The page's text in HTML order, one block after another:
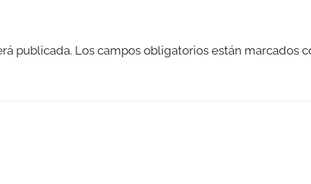
publicada. Los campos obligatorios están marcados